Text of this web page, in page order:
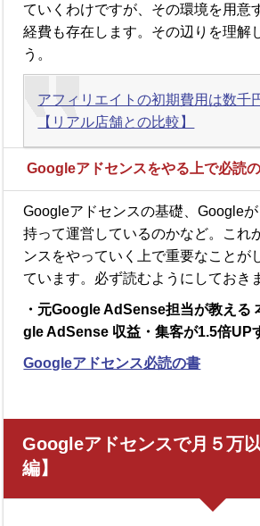
ていくわけですが、その環境を用意
経費も存在します。その辺りを理解
う。
アフィリエイトの初期費用は数千
【リアル店舗との比較】
Googleアドセンスをやる上で必読
Googleアドセンスの基礎、Google
持って運営しているのかなど。これ
ンスをやっていく上で重要なことが
ています。必ず読むようにしておき
・元Google AdSense担当が教える
gle AdSense 収益・集客が1.5倍UP
Googleアドセンス必読の書
Googleアドセンスで月５万
編】